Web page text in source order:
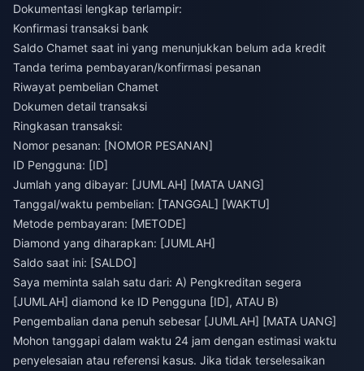
Dokumentasi lengkap terlampir:
Konfirmasi transaksi bank
Saldo Chamet saat ini yang menunjukkan belum ada kredit
Tanda terima pembayaran/konfirmasi pesanan
Riwayat pembelian Chamet
Dokumen detail transaksi
Ringkasan transaksi:
Nomor pesanan: [NOMOR PESANAN]
ID Pengguna: [ID]
Jumlah yang dibayar: [JUMLAH] [MATA UANG]
Tanggal/waktu pembelian: [TANGGAL] [WAKTU]
Metode pembayaran: [METODE]
Diamond yang diharapkan: [JUMLAH]
Saldo saat ini: [SALDO]
Saya meminta salah satu dari: A) Pengkreditan segera
[JUMLAH] diamond ke ID Pengguna [ID], ATAU B)
Pengembalian dana penuh sebesar [JUMLAH] [MATA UANG]
Mohon tanggapi dalam waktu 24 jam dengan estimasi waktu
penyelesaian atau referensi kasus. Jika tidak terselesaikan